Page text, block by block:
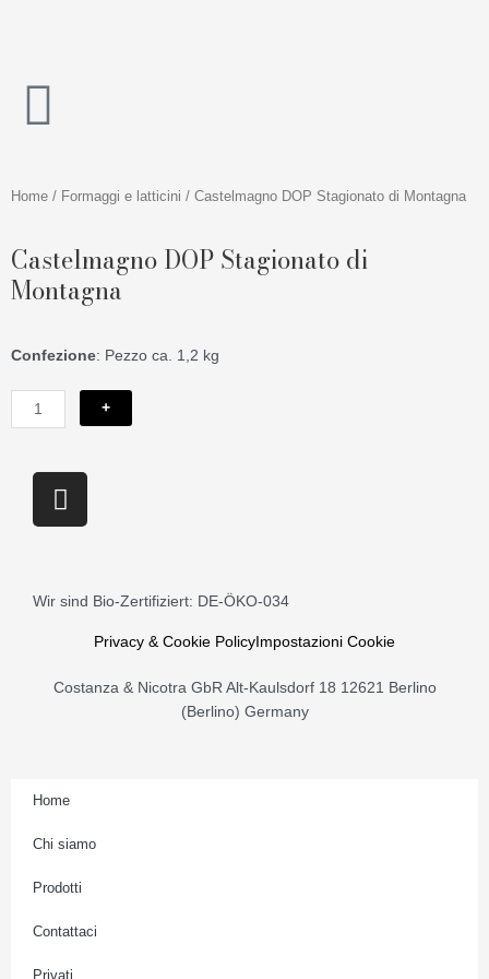
Home / Formaggi e latticini / Castelmagno DOP Stagionato di Montagna
Castelmagno DOP Stagionato di
Montagna
Confezione: Pezzo ca. 1,2 kg
Castelmagno
DOP
Montagna
quantità
+
I
n
a
a
m
Wir sind Bio-Zertifiziert: DE-ÖKO-034
Privacy & Cookie Policy Impostazioni Cookie
Costanza & Nicotra GbR Alt-Kaulsdorf 18 12621 Berlino
(Berlino) Germany
Home
Chi siamo
Prodotti
Contattaci
Privati